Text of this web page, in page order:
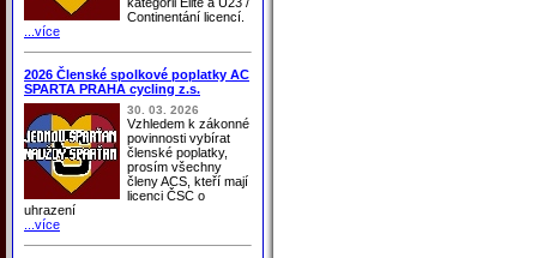
Continentání licencí.
...více
2026 Členské spolkové poplatky AC
SPARTA PRAHA cycling z.s.
30. 03. 2026
Vzhledem k zákonné
povinnosti vybírat
členské poplatky,
prosím všechny
členy ACS, kteří mají
licenci ČSC o
uhrazení
...více